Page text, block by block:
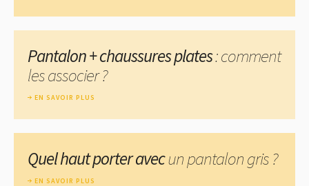
Pantalon + chaussures plates: comment
les associer ?
EN SAVOIR PLUS
Quel haut porter avecun pantalon gris ?
EN SAVOIR PLUS